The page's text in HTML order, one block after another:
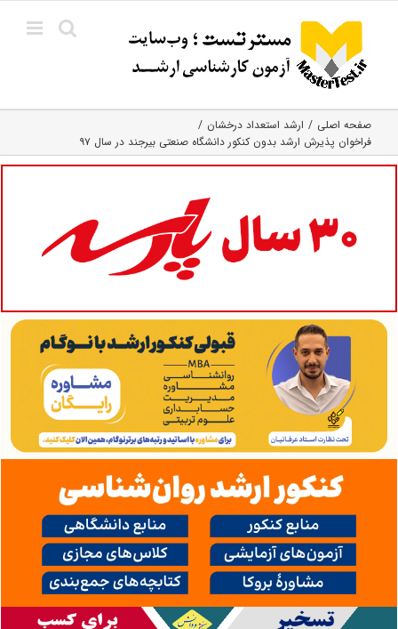
content
صفحه اصلی
ارشد استعداد درخشان
فراخوان پذیرش ارشد بدون کنکور دانشگاه صنعتی بیرجند در سال ۹۷